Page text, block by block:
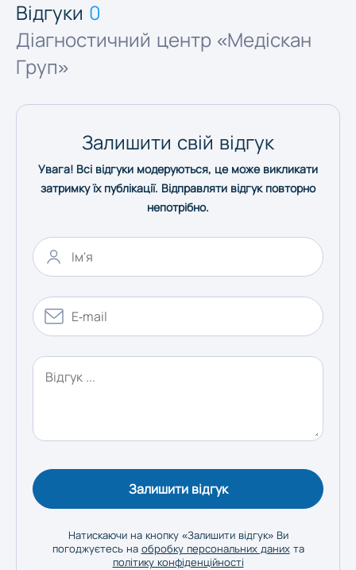
Харків
Херсон
Черкаси
Чернівці
Відгуки 0
Діагностичний центр «Медіскан
Груп»
Залишити свій відгук
Увага! Всі відгуки модеруються, це може викликати
затримку їх публікації. Відправляти відгук повторно
непотрібно.
Залишити відгук
Натискаючи на кнопку «Залишити відгук» Ви
погоджуєтесь на обробку персональних данихта
політику конфіденційності